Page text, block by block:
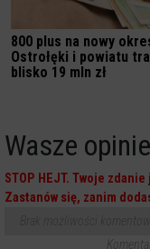
800 plus na nowy
Ostrołęki i powiatu
blisko 19 mln zł
Wasze opinie
STOP HEJT. Twoje
Zastanów się, zanim